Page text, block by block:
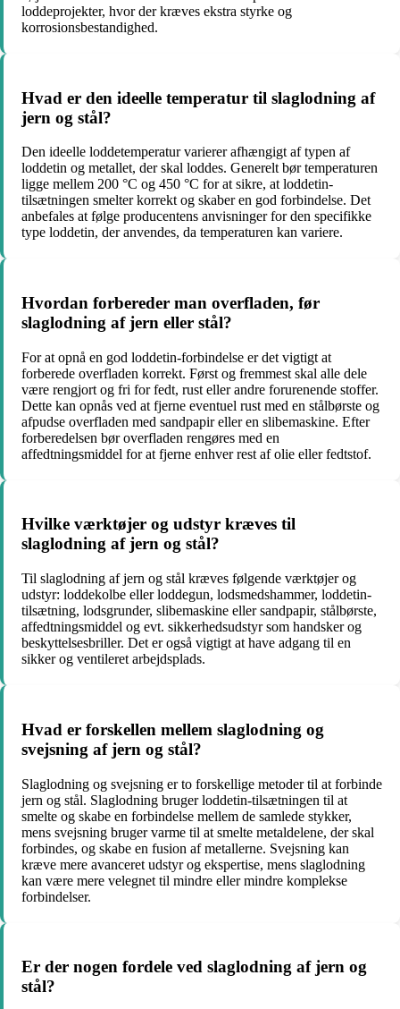
loddeprojekter, hvor der kræves ekstra styrke og
korrosionsbestandighed.
Hvad er den ideelle temperatur til slaglodning af
jern og stål?
Den ideelle loddetemperatur varierer afhængigt af typen af
loddetin og metallet, der skal loddes. Generelt bør temperaturen
ligge mellem 200 °C og 450 °C for at sikre, at loddetin-
tilsætningen smelter korrekt og skaber en god forbindelse. Det
anbefales at følge producentens anvisninger for den specifikke
type loddetin, der anvendes, da temperaturen kan variere.
Hvordan forbereder man overfladen, før
slaglodning af jern eller stål?
For at opnå en god loddetin-forbindelse er det vigtigt at
forberede overfladen korrekt. Først og fremmest skal alle dele
være rengjort og fri for fedt, rust eller andre forurenende stoffer.
Dette kan opnås ved at fjerne eventuel rust med en stålbørste og
afpudse overfladen med sandpapir eller en slibemaskine. Efter
forberedelsen bør overfladen rengøres med en
affedtningsmiddel for at fjerne enhver rest af olie eller fedtstof.
Hvilke værktøjer og udstyr kræves til
slaglodning af jern og stål?
Til slaglodning af jern og stål kræves følgende værktøjer og
udstyr: loddekolbe eller loddegun, lodsmedshammer, loddetin-
tilsætning, lodsgrunder, slibemaskine eller sandpapir, stålbørste,
affedtningsmiddel og evt. sikkerhedsudstyr som handsker og
beskyttelsesbriller. Det er også vigtigt at have adgang til en
sikker og ventileret arbejdsplads.
Hvad er forskellen mellem slaglodning og
svejsning af jern og stål?
Slaglodning og svejsning er to forskellige metoder til at forbinde
jern og stål. Slaglodning bruger loddetin-tilsætningen til at
smelte og skabe en forbindelse mellem de samlede stykker,
mens svejsning bruger varme til at smelte metaldelene, der skal
forbindes, og skabe en fusion af metallerne. Svejsning kan
kræve mere avanceret udstyr og ekspertise, mens slaglodning
kan være mere velegnet til mindre eller mindre komplekse
forbindelser.
Er der nogen fordele ved slaglodning af jern og
stål?